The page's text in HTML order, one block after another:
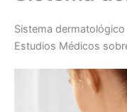
Sistema dermatológico
Estudios Médicos